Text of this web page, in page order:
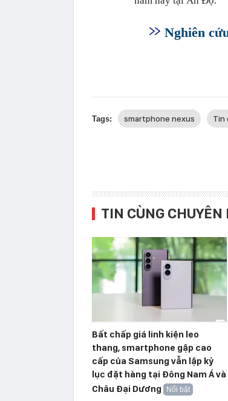
Nghiên
Tags: smartphone nexus Tin
TIN CÙNG CHUYÊN
Bất chấp giá linh kiện leo
thang, smartphone gập cao
cấp của Samsung vẫn lập kỷ
lục đặt hàng tại Đông Nam Á và
Châu Đại Dương
Nổi bật